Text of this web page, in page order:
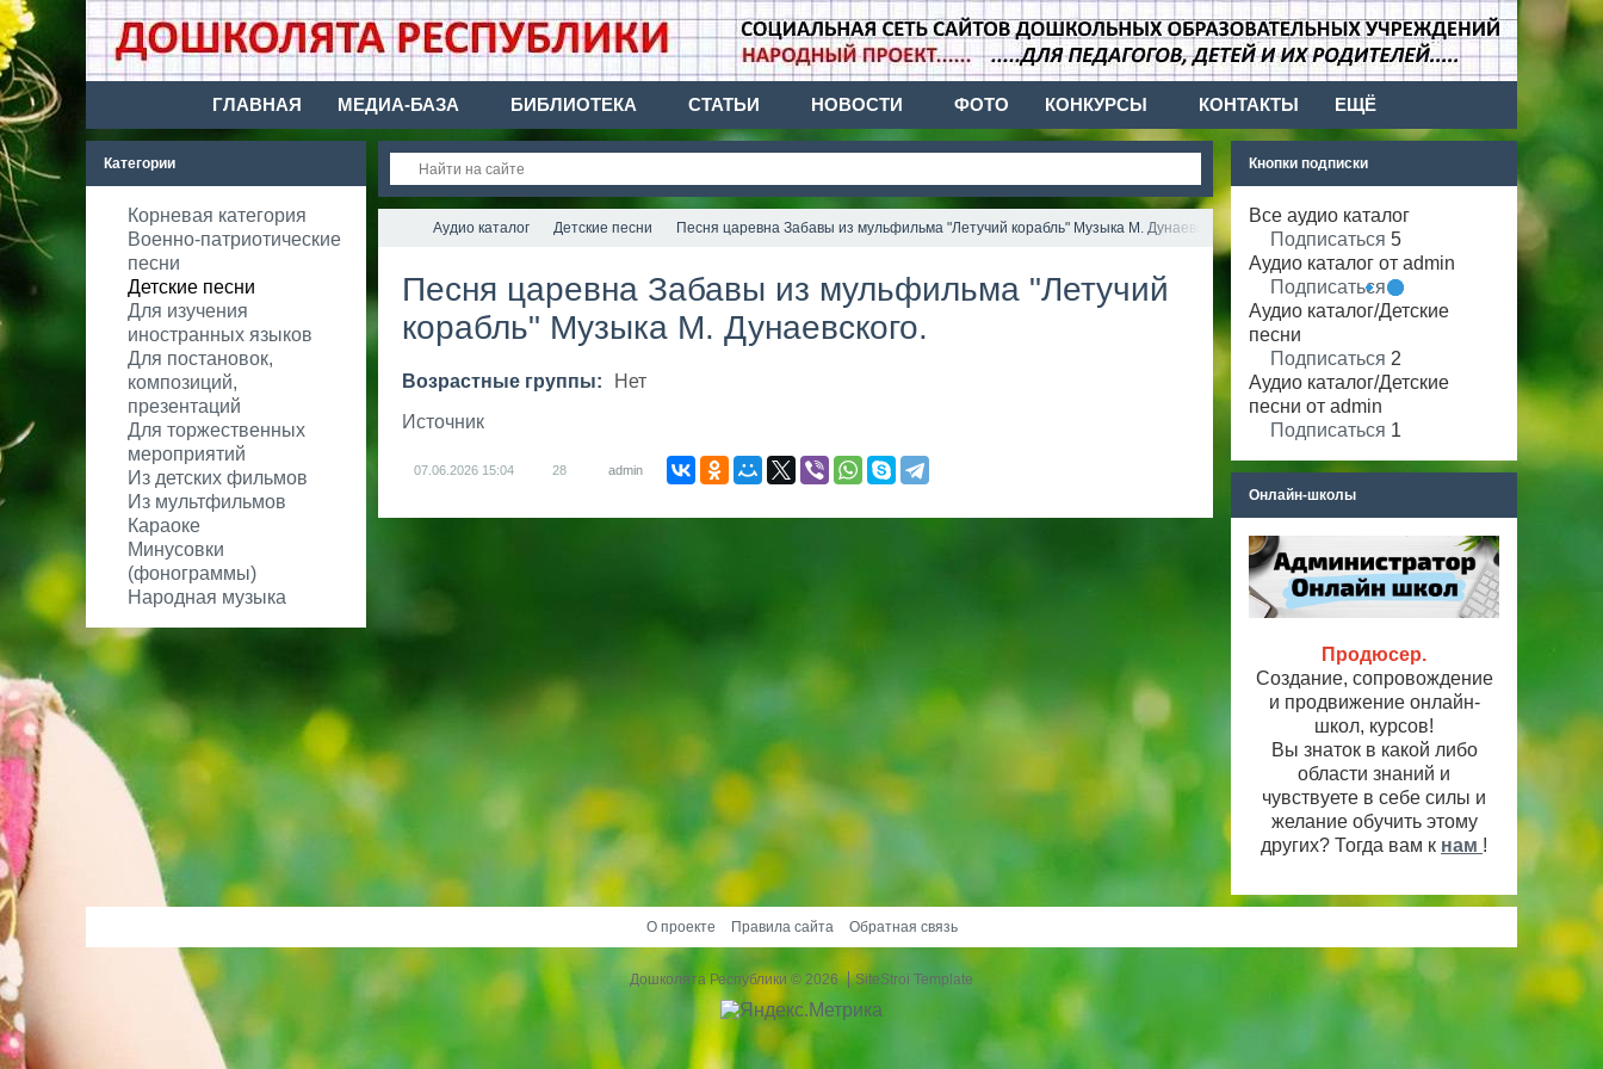
ГЛАВНАЯ МЕДИА-БАЗА БИБЛИОТЕКА СТАТЬИ НОВОСТИ ФОТО КОНКУРСЫ КОНТАКТЫ ЕЩЁ
Аудио каталог Детские песни Песня царевна Забавы из мульфильма "Летучий корабль" Музыка М. Дунаевского.
Песня царевна Забавы из мульфильма "Летучий
корабль" Музыка М. Дунаевского.
Возрастные группы:
Нет
Источник
07.06.2026 15:04 28 admin
Категории
Корневая категория
Военно-патриотические
песни
Детские песни
Для изучения
иностранных языков
Для постановок,
композиций,
презентаций
Для торжественных
мероприятий
Из детских фильмов
Из мультфильмов
Караоке
Минусовки
(фонограммы)
Народная музыка
Кнопки подписки
Все аудио каталог
Подписаться 5
Аудио каталог от admin
Подписаться 1
Аудио каталог/Детские
песни
Подписаться 2
Аудио каталог/Детские
песни от admin
Подписаться 1
Онлайн-школы
Продюсер.
Создание, сопровождение
и продвижение онлайн-
школ, курсов!
Вы знаток в какой либо
области знаний и
чувствуете в себе силы и
желание обучить этому
других? Тогда вам к нам !
О проекте Правила сайта Обратная связь
Дошколята Республики © 2026 SiteStroi Template